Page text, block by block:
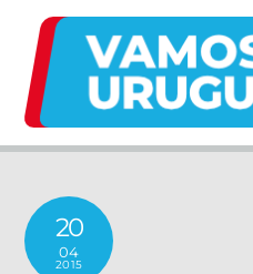
content
20
04
2015